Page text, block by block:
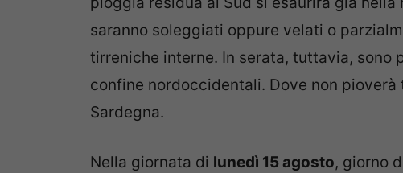
saranno soleggiati oppure velati o
tirreniche interne. In serata, tuttavia, sono
confine nordoccidentali. Dove non
Sardegna.
Nella giornata di lunedì 15 agosto, giorno